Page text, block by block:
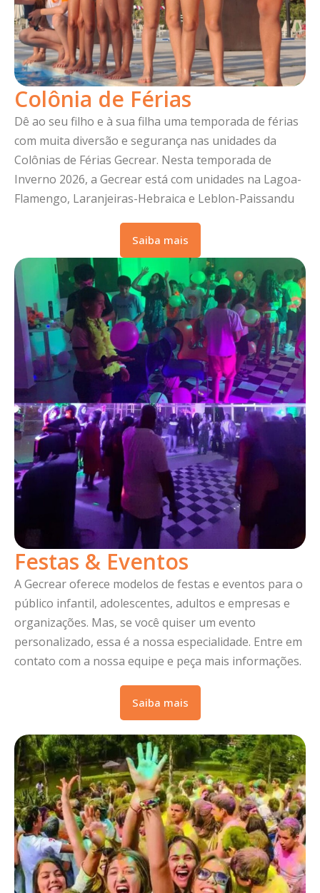
Colônia de Férias
Dê ao seu filho e à sua filha uma temporada de férias
com muita diversão e segurança nas unidades da
Colônias de Férias Gecrear. Nesta temporada de
Inverno 2026, a Gecrear está com unidades na Lagoa-
Flamengo, Laranjeiras-Hebraica e Leblon-Paissandu
Saiba mais
Festas & Eventos
A Gecrear oferece modelos de festas e eventos para o
público infantil, adolescentes, adultos e empresas e
organizações. Mas, se você quiser um evento
personalizado, essa é a nossa especialidade. Entre em
contato com a nossa equipe e peça mais informações.
Saiba mais